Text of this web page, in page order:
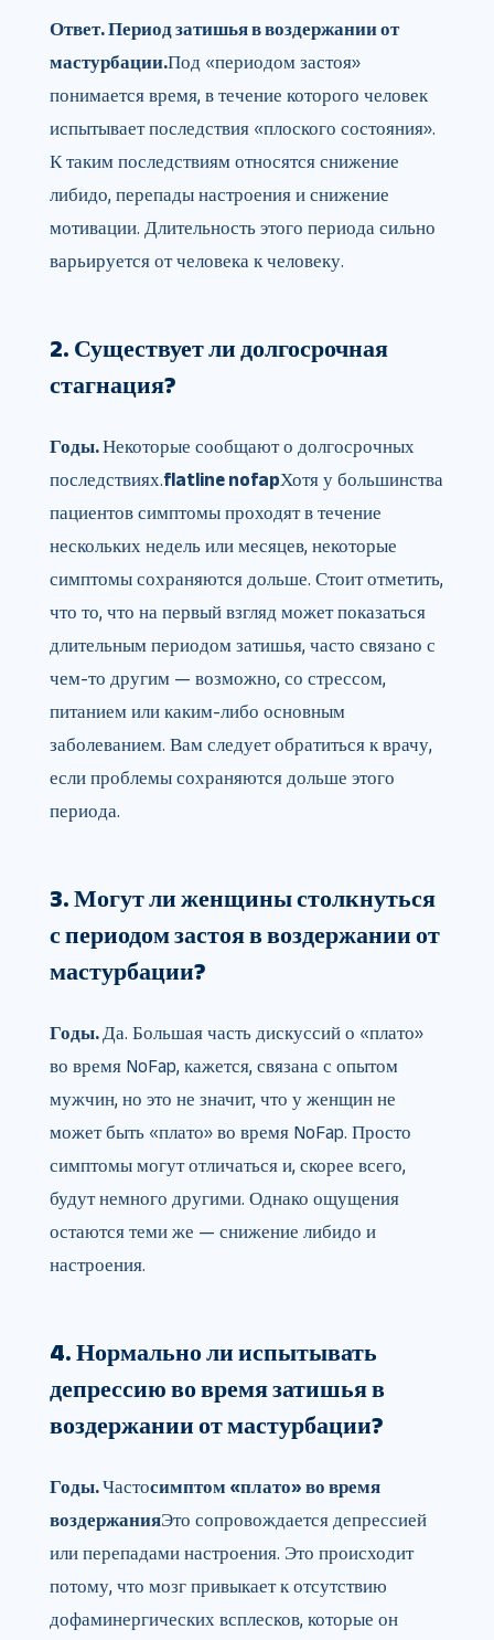
Ответ. Период затишья в воздержании от
мастурбации.Под «периодом застоя»
понимается время, в течение которого человек
испытывает последствия «плоского состояния».
К таким последствиям относятся снижение
либидо, перепады настроения и снижение
мотивации. Длительность этого периода сильно
варьируется от человека к человеку.
2. Существует ли долгосрочная
стагнация?
Годы.Некоторые сообщают о долгосрочных
последствиях. flatline nofapХотя у большинства
пациентов симптомы проходят в течение
нескольких недель или месяцев, некоторые
симптомы сохраняются дольше. Стоит отметить,
что то, что на первый взгляд может показаться
длительным периодом затишья, часто связано с
чем-то другим — возможно, со стрессом,
питанием или каким-либо основным
заболеванием. Вам следует обратиться к врачу,
если проблемы сохраняются дольше этого
периода.
3. Могут ли женщины столкнуться
с периодом застоя в воздержании от
мастурбации?
Годы. Да. Большая часть дискуссий о «плато»
во время NoFap, кажется, связана с опытом
мужчин, но это не значит, что у женщин не
может быть «плато» во время NoFap. Просто
симптомы могут отличаться и, скорее всего,
будут немного другими. Однако ощущения
остаются теми же — снижение либидо и
настроения.
4. Нормально ли испытывать
депрессию во время затишья в
воздержании от мастурбации?
Годы.Частосимптом «плато» во время
воздержанияЭто сопровождается депрессией
или перепадами настроения. Это происходит
потому, что мозг привыкает к отсутствию
дофаминергических всплесков, которые он